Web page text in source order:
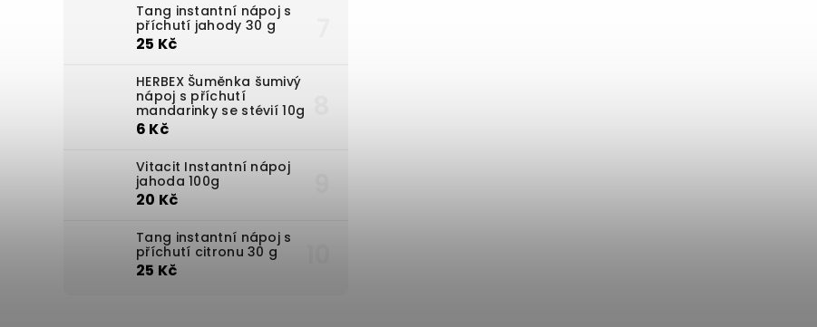
Tang instantní nápoj s
příchutí jahody 30 g
25 Kč
HERBEX Šuměnka šumivý
nápoj s příchutí
mandarinky se stévií 10g
6 Kč
Vitacit Instantní nápoj
jahoda 100g
20 Kč
Tang instantní nápoj s
příchutí citronu 30 g
25 Kč